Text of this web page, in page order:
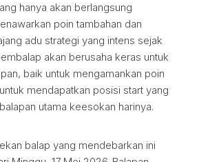
hanya akan berlangsung
poin tambahan dan
adu strategi yang intens sejak
akan berusaha keras untuk
baik untuk mengamankan poin
mendapatkan posisi start yang
utama keesokan harinya.
balap yang mendebarkan ini